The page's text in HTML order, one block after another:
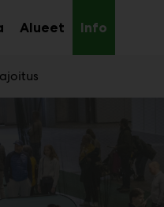
AlueetAvaa
alavalikko
InfoAvaa
alavalikko